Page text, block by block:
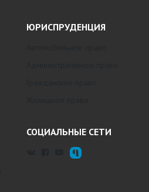
ЮРИСПРУДЕНЦИЯ
СОЦИАЛЬНЫЕ СЕТИ